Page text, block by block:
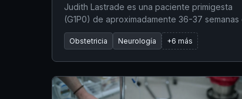
Judith Lastrade es una paciente primigesta
(G1P0) de aproximadamente 36-37 semanas
gestación que acude traída por el SEM con
historia de 2 días de evolución de cefalea
fóvea significativo. Ha llevado un 'embarazo
salvaje' sin absolutamente ningún control
Obstetricia Neurología +6 más